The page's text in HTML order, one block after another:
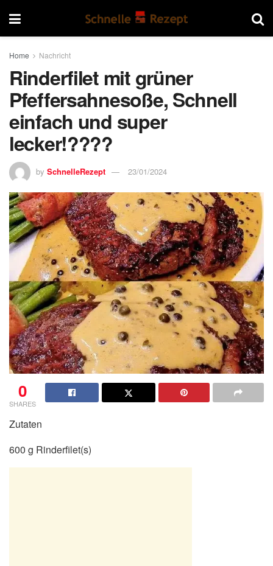
Home Nachricht
Rinderfilet mit grüner
Pfeffersahnesoße, Schnell
einfach und super
lecker!????
by SchnelleRezept 23/01/2024
0
SHARES
Zutaten
600 g Rinderfilet(s)